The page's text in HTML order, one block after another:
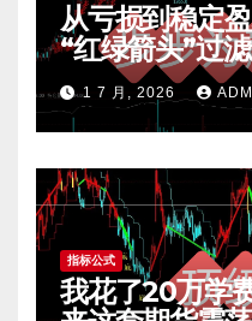
从亏损到稳定
“红绿箭头”过
公开 mt4指标
1 7 月, 2026
指标公式
我花了20万学